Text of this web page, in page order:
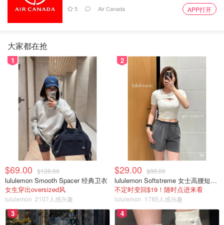
5 Air Canada APP打开
大家都在抢
1
$69.00 $128.00
lululemon Smooth Spacer 经典卫衣
女生穿出oversized风
lululemon 2107人感兴趣
2
$29.00 $88.00
lululemon Softstreme 女士高腰短裤 10cm
不定时变回$19！随时点进来看
lululemon 1785人感兴趣
3 4